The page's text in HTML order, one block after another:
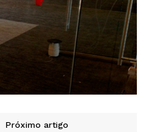
Próximo artigo